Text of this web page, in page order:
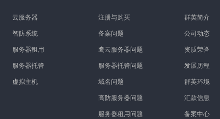
云服务器
智防系统
服务器租用
服务器托管
虚拟主机
注册与购买
备案问题
鹰云服务器问题
服务器托管问题
域名问题
高防服务器问题
服务器租用问题
群英简介
公司动态
资质荣誉
发展历程
群英环境
汇款信息
备案中心